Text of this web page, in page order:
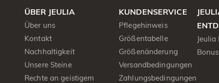
ÜBER JEULIA
Über uns
Kontakt
Nachhaltigkeit
Unsere Steine
Rechte an geistigem
KUNDENSERVICE
Pflegehinweis
Größentabelle
Größenänderung
Versandbedingungen
Zahlungsbedingungen
Jeulia